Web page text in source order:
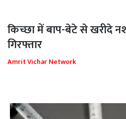
किच्छा में बाप-बेटे से खरीदे
गिरफ्तार
Amrit Vichar Network